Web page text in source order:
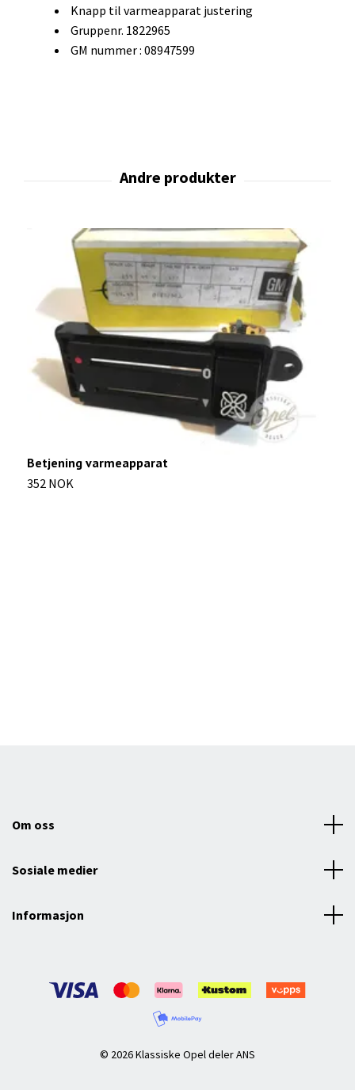
Knapp til varmeapparat justering
Gruppenr. 1822965
GM nummer : 08947599
Betjening varmeapparat
352 NOK
Om oss
Sosiale medier
Informasjon
© 2026 Klassiske Opel deler ANS